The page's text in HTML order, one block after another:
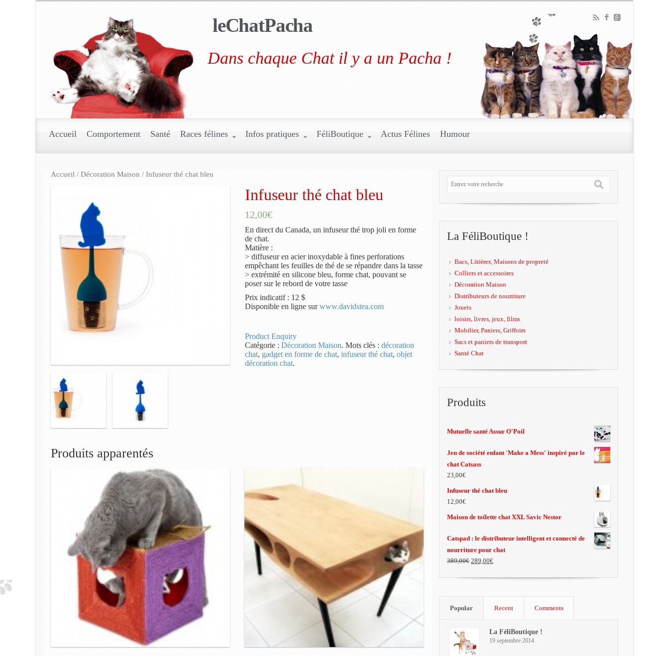
leChatPacha
Dans chaque Chat il y a un Pacha !
Accueil Comportement Santé Races félines Infos pratiques FéliBoutique Actus Félines Humour
Accueil / Décoration Maison / Infuseur thé chat bleu
Infuseur thé chat bleu
12,00€
En direct du Canada, un infuseur thé trop joli en forme
de chat.
Matière :
> diffuseur en acier inoxydable à fines perforations
empêchant les feuilles de thé de se répandre dans la tasse
> extrémité en silicone bleu, forme chat, pouvant se
poser sur le rebord de votre tasse
Prix indicatif : 12 $
Disponible en ligne surwww.davidstea.com
Product Enquiry
Catégorie : Décoration Maison. Mots clés : décoration
chat, gadget en forme de chat, infuseur thé chat, objet
décoration chat.
Produits apparentés
La FéliBoutique !
Bacs, Litières, Maisons de propreté
Colliers et accessoires
Décoration Maison
Distributeurs de nourriture
Jouets
loisirs, livres, jeux, films
Mobilier, Paniers, Griffoirs
Sacs et paniers de transport
Santé Chat
Produits
Mutuelle santé Assur O'Poil
Jeu de société enfant 'Make a Mess' inspiré par le
chat Catsass
23,00€
Infuseur thé chat bleu
12,00€
Maison de toilette chat XXL Savic Nestor
Catspad : le distributeur intelligent et connecté de
nourriture pour chat
389,00€ 289,00€
Popular Recent Comments
La FéliBoutique !
19 septembre 2014